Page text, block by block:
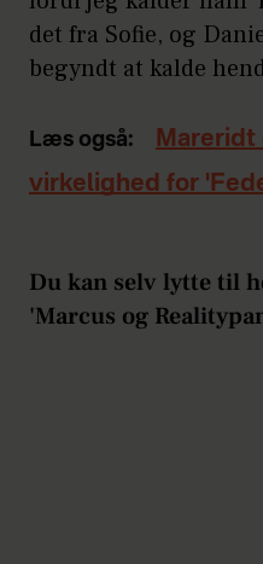
det fra Sofie, og
begyndt at kalde
Læs også:
virkelighed for
Du kan selv lytte til
'Marcus og